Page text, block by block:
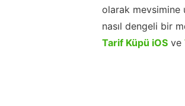
olarak mevsimine
nasıl dengeli bir
Tarif Küpü iOS ve